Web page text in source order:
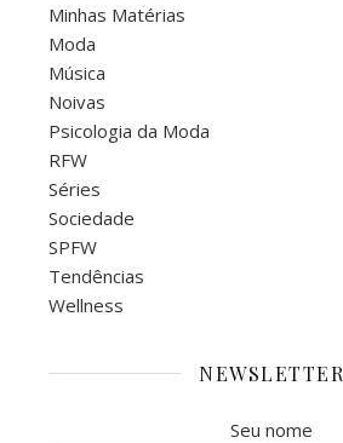
Minhas Matérias
Moda
Música
Noivas
Psicologia da Moda
RFW
Séries
Sociedade
SPFW
Tendências
Wellness
NEWSLETTER
Seu nome